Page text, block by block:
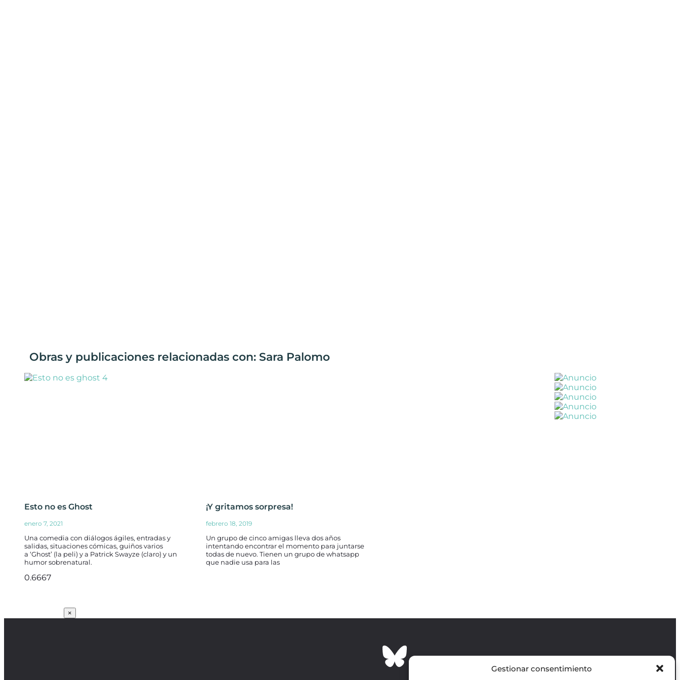
Gestionar consentimiento
Obras y publicaciones relacionadas con: Sara Palomo
Esto no es Ghost
enero 7, 2021
Una comedia con diálogos ágiles, entradas y
salidas, situaciones cómicas, guiños varios
a ‘Ghost’ (la peli) y a Patrick Swayze (claro) y un
humor sobrenatural.
¡Y gritamos sorpresa!
febrero 18, 2019
Un grupo de cinco amigas lleva dos años
intentando encontrar el momento para juntarse
todas de nuevo. Tienen un grupo de whatsapp
que nadie usa para las
×
Revista GODOT
es una revista